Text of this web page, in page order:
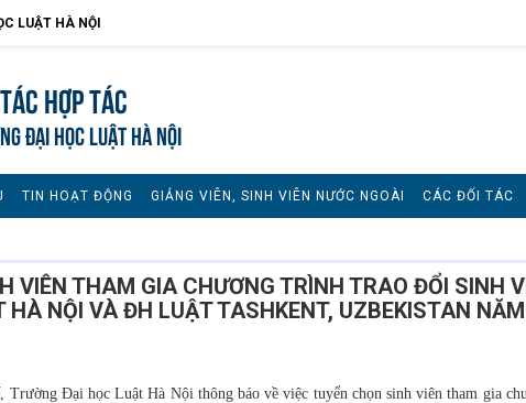
LUẬT HÀ NỘI
hợp tác
ĐẠI HỌC LUẬT HÀ NỘI
TIN HOẠT ĐỘNG GIẢNG VIÊN, SINH VIÊN NƯỚC NGOÀI CÁC ĐỐI TÁC
VIÊN THAM GIA CHƯƠNG TRÌNH TRAO ĐỔI SINH
HÀ NỘI VÀ ĐH LUẬT TASHKENT, UZBEKISTAN
Đại học Luật Hà Nội thông báo về việc tuyển chọn sinh viên tham gia